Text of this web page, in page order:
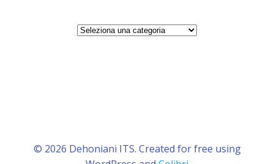
Categorie
© 2026 Dehoniani ITS. Created for free using